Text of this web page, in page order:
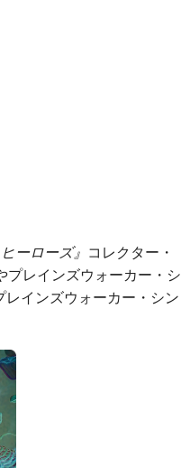
ーローズ』 コレクター・
プレインズウォーカー・シ
インズウォーカー・シン